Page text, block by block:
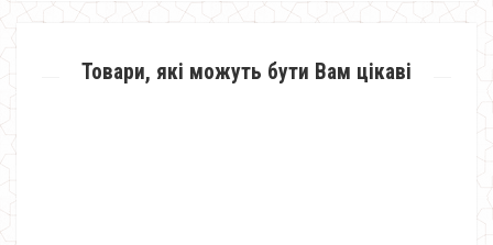
Товари, які можуть бути Вам цікаві